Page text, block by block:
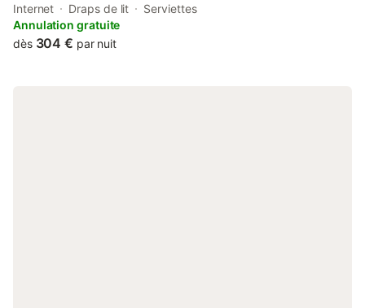
château de la Pouyade, de la grange de Fontastier, du
boulodrome, du plan d'eau. profitez de la salle de cinéma
comme de la terrasse.
Internet Draps de lit
Serviettes
Annulation gratuite
dès 304 € par nuit